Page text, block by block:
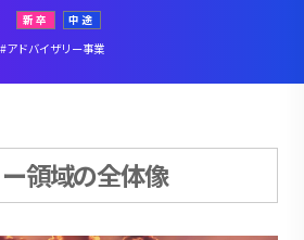
新卒 中途
#アドバイザリー事業
領域の全体像